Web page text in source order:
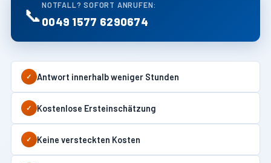
📞 NOTFALL? SOFORT ANRUFEN:
0049 1577 6290674
✓ Antwort innerhalb weniger Stunden
✓ Kostenlose Ersteinschätzung
✓ Keine versteckten Kosten